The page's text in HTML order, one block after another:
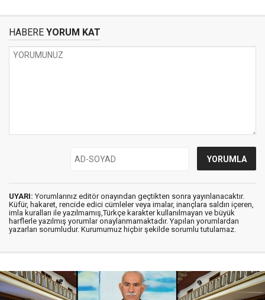
HABERE YORUM KAT
UYARI: Yorumlarınız editör onayından geçtikten sonra yayınlanacaktır.
Küfür, hakaret, rencide edici cümleler veya imalar, inançlara saldırı içeren,
imla kuralları ile yazılmamış,Türkçe karakter kullanılmayan ve büyük
harflerle yazılmış yorumlar onaylanmamaktadır. Yapılan yorumlardan
yazarları sorumludur. Kurumumuz hiçbir şekilde sorumlu tutulamaz.